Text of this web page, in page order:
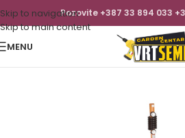
Skip to navigation
Skip to main content
Pozovite +387 33 894 033
MENU